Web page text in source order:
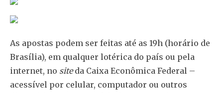
As apostas podem ser feitas até as 19h (horário de
Brasília), em qualquer lotérica do país ou pela
internet, no siteda Caixa Econômica Federal –
acessível por celular, computador ou outros